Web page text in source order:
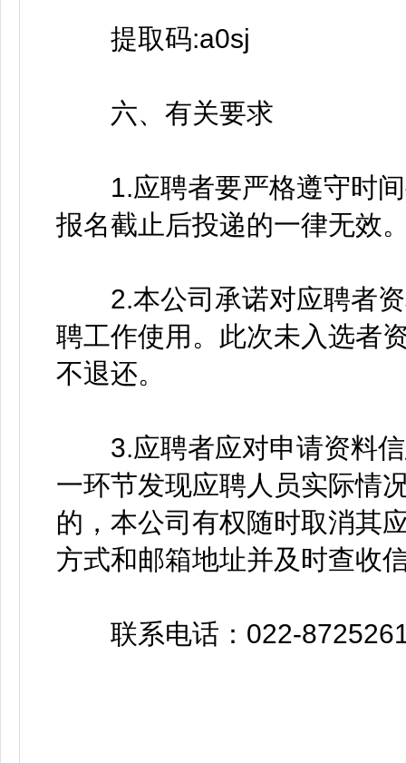
提取码:a0sj
六、有关要求
1.应聘者要严格遵守时间
报名截止后投递的一律无效
2.本公司承诺对应聘者资
聘工作使用。此次未入选者
不退还。
3.应聘者应对申请资料信
一环节发现应聘人员实际情
的，本公司有权随时取消其
方式和邮箱地址并及时查收
联系电话：022-